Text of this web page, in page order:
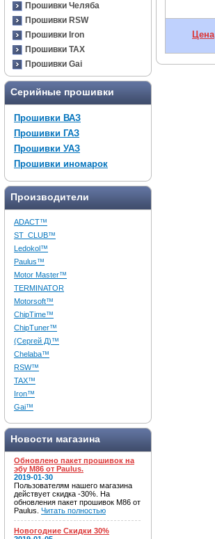
Прошивки Челяба
Прошивки RSW
Прошивки Iron
Прошивки TAX
Прошивки Gai
Серийные прошивки
Прошивки ВАЗ
Прошивки ГАЗ
Прошивки УАЗ
Прошивки иномарок
Производители
ADACT™
ST_CLUB™
Ledokol™
Paulus™
Motor Master™
TERMINATOR
Motorsoft™
ChipTime™
ChipTuner™
(Сергей Д)™
Chelaba™
RSW™
TAX™
Iron™
Gai™
Новости магазина
Обновлено пакет прошивок на
эбу M86 от Paulus.
2019-01-30
Пользователям нашего магазина
действует скидка -30%. На
обновления пакет прошивок M86 от
Paulus. Читать полностью
Новогодние Скидки 30%
Цена